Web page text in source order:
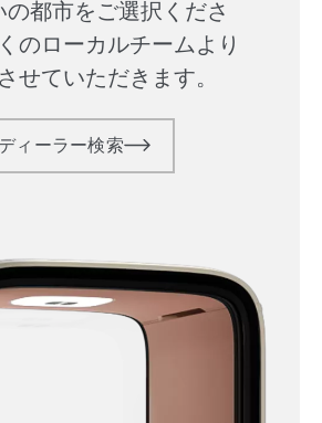
の都市をご選択くださ
のローカルチームより
せていただきます。
ディーラー検索